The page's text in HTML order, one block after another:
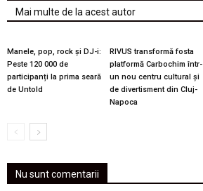
Mai multe de la acest autor
Manele, pop, rock și DJ-i:
Peste 120 000 de
participanți la prima seară
de Untold
RIVUS transformă fosta
platformă Carbochim într-
un nou centru cultural și
de divertisment din Cluj-
Napoca
Nu sunt comentarii